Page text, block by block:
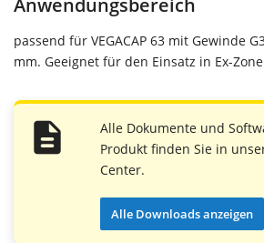
passend für VEGACAP 63 mit Gewinde
mm. Geeignet für den Einsatz in Ex-Zone
Alle Dokumente und
Produkt finden Sie in
Center.
Alle Downloads anzeigen